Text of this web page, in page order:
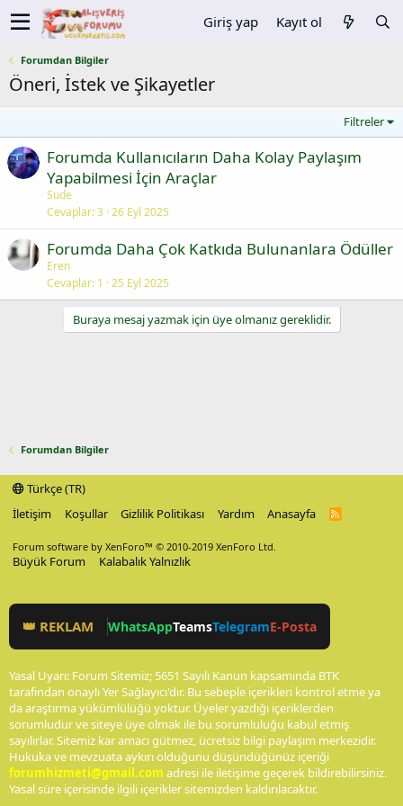
Giriş yap Kayıt ol
Forumdan Bilgiler
Öneri, İstek ve Şikayetler
Filtreler
Forumda Kullanıcıların Daha Kolay Paylaşım
Yapabilmesi İçin Araçlar
Sude
Cevaplar 3 26 Eyl 2025
Forumda Daha Çok Katkıda Bulunanlara Ödüller
Eren
Cevaplar 1 25 Eyl 2025
Buraya mesaj yazmak için üye olmanız gereklidir.
Forumdan Bilgiler
Türkçe (TR)
İletişim
Koşullar Gizlilik Politikası Yardım Anasayfa
R
Forum software by XenForo™ © 2010-2019 XenForo Ltd.
Büyük Forum Kalabalık Yalnızlık
👑 REKLAM WhatsAppTeamsTelegramE-Posta
Yasal Uyarı: Forum Sitemiz; 5651 Sayılı Kanun kapsamında BTK
tarafından onaylı Yer Sağlayıcı'dır. Bu sebeple içerikleri kontrol etme ya
da araştırma yükümlülüğü yoktur. Üyeler yazdığı içeriklerden
sorumludur ve siteye üye olmak ile bu sorumluluğu kabul etmiş
sayılırlar. Sitemiz kar amacı gütmez, ücretsiz bilgi paylaşım merkezidir.
Hukuka ve mevzuata aykırı olduğunu düşündüğünüz içeriği
forumhizmeti@gmail.com adresi ile iletişime geçerek bildirebilirsiniz.
Yasal süre içerisinde ilgili içerikler sitemizden kaldırılacaktır.